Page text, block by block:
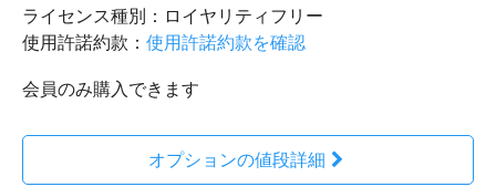
ライセンス種別：ロイヤリティフリー
使用許諾約款： 使用許諾約款を確認
会員のみ購入できます
オプションの値段詳細